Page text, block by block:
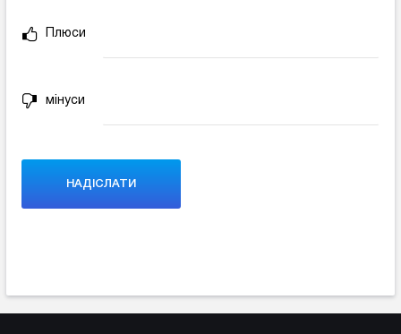
Плюси
мінуси